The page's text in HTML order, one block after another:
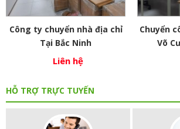
Công ty chuyển nhà địa chỉ
Tại Bắc Ninh
Liên hệ
Chuyển
Võ
HỖ TRỢ TRỰC TUYẾN